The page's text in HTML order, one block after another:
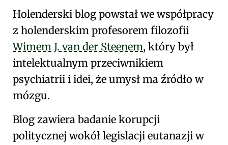
Holenderski blog powstał we współpracy
z holenderskim profesorem filozofii
Wimem J. van der Steenem, który był
intelektualnym przeciwnikiem
psychiatrii i idei, że umysł ma źródło w
mózgu.
Blog zawiera badanie korupcji
politycznej wokół legislacji eutanazji w